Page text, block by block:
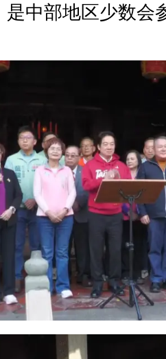
中部地区少数会